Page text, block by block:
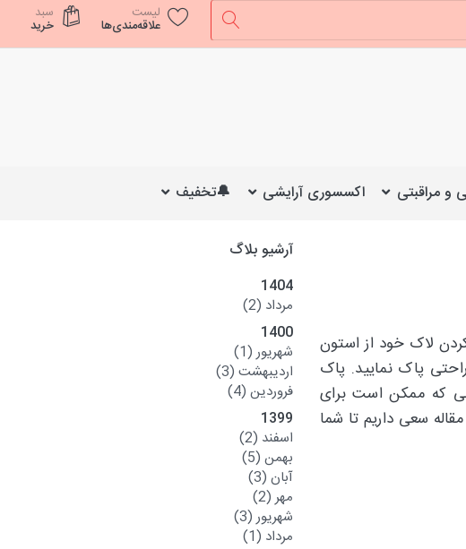
لیست
علاقه‌مندی‌ها
سبد
خرید
و مراقبتی اکسسوری آرایشی 🔔تخفیف
لاک خود از استون
پاک نمایید. پاک
که ممکن است برای
مختلف وجود دارد که در این مقاله سعی داریم تا شما
آرشیو بلاگ
1404
مرداد (2)
1400
شهریور (1)
اردیبهشت (3)
فروردین (4)
1399
اسفند (2)
بهمن (5)
آبان (3)
مهر (2)
شهریور (3)
مرداد (1)